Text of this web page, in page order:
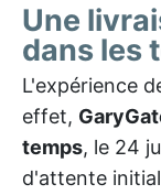
Une
dans les
L'expérience
effet,
temps, le 24
d'attente